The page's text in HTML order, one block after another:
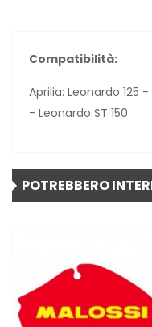
Compatibilità:
Aprilia: Leonardo 125
- Leonardo ST 150
POTREBBERO